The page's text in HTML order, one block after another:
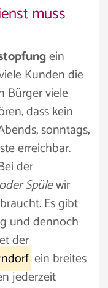
muss
ein
Kunden die
Bürger viele
dass kein
sonntags,
erreichbar.
der
Spülewir
Es gibt
und dennoch
der
ein breites
jederzeit